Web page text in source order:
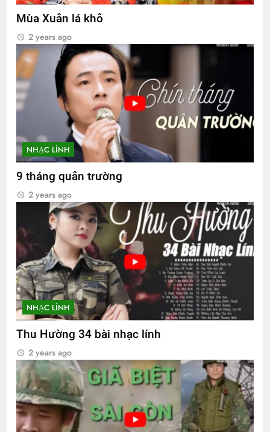
Mùa Xuân lá khô
2 years ago
NHẠC LÍNH
9 tháng quân trường
2 years ago
NHẠC LÍNH
Thu Hường 34 bài nhạc lính
2 years ago